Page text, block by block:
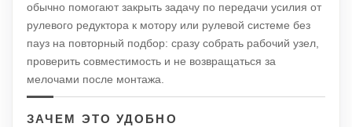
обычно помогают закрыть задачу по передачи усилия от
рулевого редуктора к мотору или рулевой системе без
пауз на повторный подбор: сразу собрать рабочий узел,
проверить совместимость и не возвращаться за
мелочами после монтажа.
ЗАЧЕМ ЭТО УДОБНО